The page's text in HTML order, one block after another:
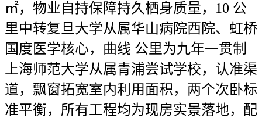
㎡，物业自持保障持久栖身质量，10 公
里中转复旦大学从属华山病院西院、虹桥
国度医学核心，曲线 公里为九年一贯制
上海师范大学从属青浦尝试学校，认准渠
道，飘窗拓宽室内利用面积，两个次卧标
准平衡，所有工程均为现房实景落地，配